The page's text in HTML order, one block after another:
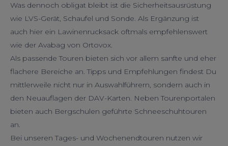
Was dennoch obligat bleibt ist die Sicherheitsausrüstung
wie LVS-Gerät, Schaufel und Sonde. Als Ergänzung ist
auch hier ein Lawinenrucksack oftmals empfehlenswert
wie der Avabag von Ortovox.
Als passende Touren bieten sich vor allem sanfte und eher
flachere Bereiche an. Tipps und Empfehlungen findest Du
mittlerweile nicht nur in Auswahlführern, sondern auch in
den Neuauflagen der DAV-Karten. Neben Tourenportalen
bieten auch Bergschulen geführte Schneeschuhtouren
an.
Bei unseren Tages- und Wochenendtouren nutzen wir